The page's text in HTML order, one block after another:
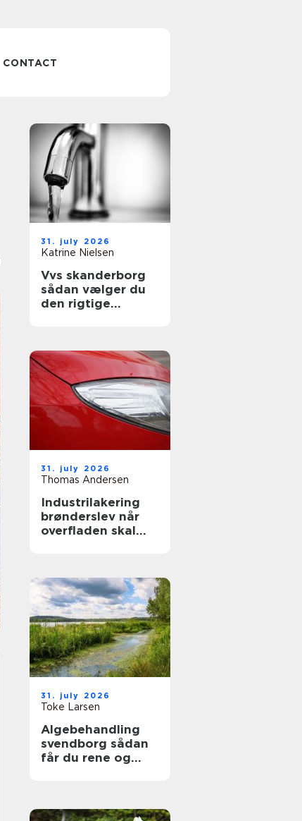
CONTACT
31. july 2026
Katrine Nielsen
Vvs skanderborg
sådan vælger du
den rigtige
31. july 2026
Thomas Andersen
Industrilakering
brønderslev når
overfladen skal
31. july 2026
Toke Larsen
Algebehandling
svendborg sådan
får du rene og